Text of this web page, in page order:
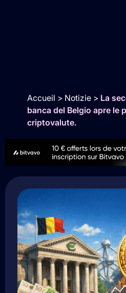
Accueil > Notizie> La
banca del Belgio apre le
criptovalute.